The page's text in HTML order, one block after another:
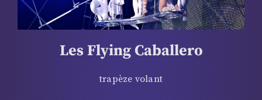
Les Flying Caballero
trapèze volant